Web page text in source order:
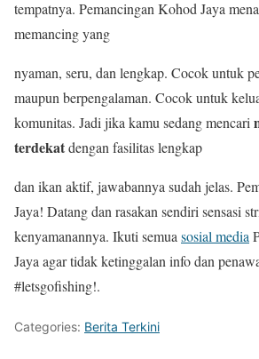
tempatnya. Pemancingan Kohod Jaya
memancing yang
nyaman, seru, dan lengkap. Cocok untuk
maupun berpengalaman. Cocok untuk
komunitas. Jadi jika kamu sedang mencari
terdekatdengan fasilitas lengkap
dan ikan aktif, jawabannya sudah jelas.
Jaya! Datang dan rasakan sendiri sensasi
kenyamanannya. Ikuti semua sosial media
Jaya agar tidak ketinggalan info dan
#letsgofishing!.
Categories: Berita Terkini